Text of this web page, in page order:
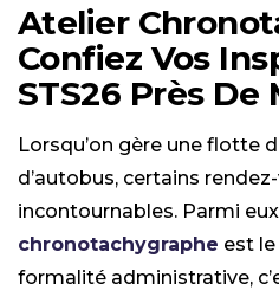
Atelier
Confiez Vos
STS26 Près
Lorsqu’on gère une flotte
d’autobus, certains
incontournables. Parmi
chronotachygraphe est le
formalité administrative,